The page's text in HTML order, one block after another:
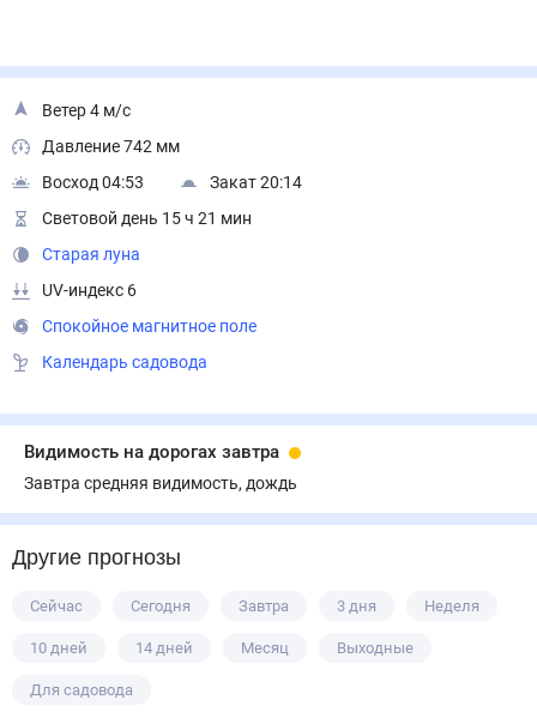
Ветер 4 м/с
Давление 742 мм
Восход 04:53
Закат 20:14
Световой день 15 ч 21 мин
Старая луна
UV-индекс 6
Спокойное магнитное поле
Календарь садовода
Видимость на дорогах завтра
Завтра средняя видимость, дождь
Другие прогнозы
Сейчас Сегодня Завтра 3 дня Неделя
10 дней 14 дней Месяц Выходные
Для садовода